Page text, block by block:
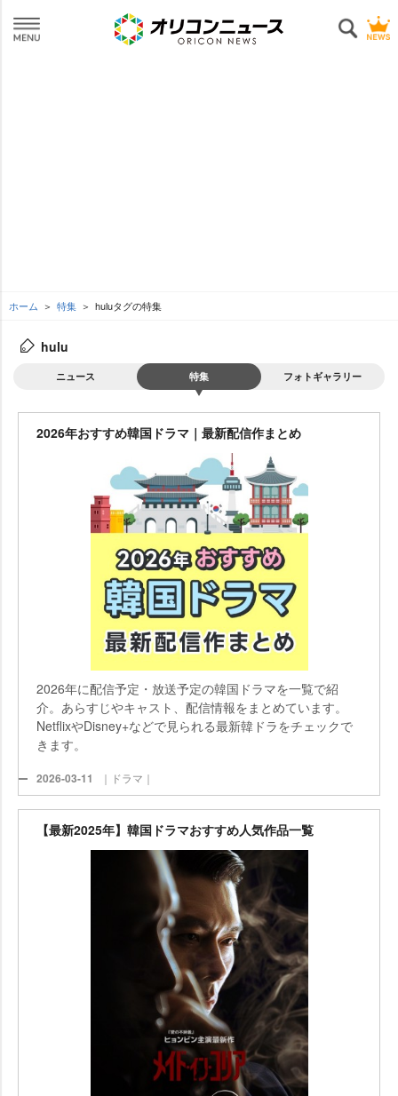
ホーム 特集 huluタグの特集
hulu
ニュース 特集 フォトギャラリー
2026年おすすめ韓国ドラマ｜最新配信作まとめ
2026年に配信予定・放送予定の韓国ドラマを一覧で紹
介。あらすじやキャスト、配信情報をまとめています。
NetflixやDisney+などで見られる最新韓ドラをチェックで
きます。
2026-03-11 ｜ドラマ｜
【最新2025年】韓国ドラマおすすめ人気作品一覧